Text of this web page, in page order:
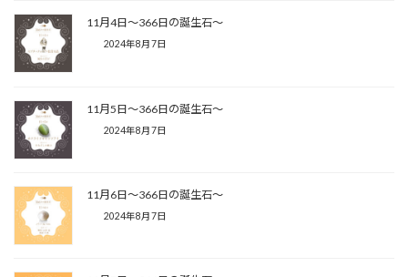
11月4日〜366日の誕生石〜
2024年8月7日
11月5日〜366日の誕生石〜
2024年8月7日
11月6日〜366日の誕生石〜
2024年8月7日